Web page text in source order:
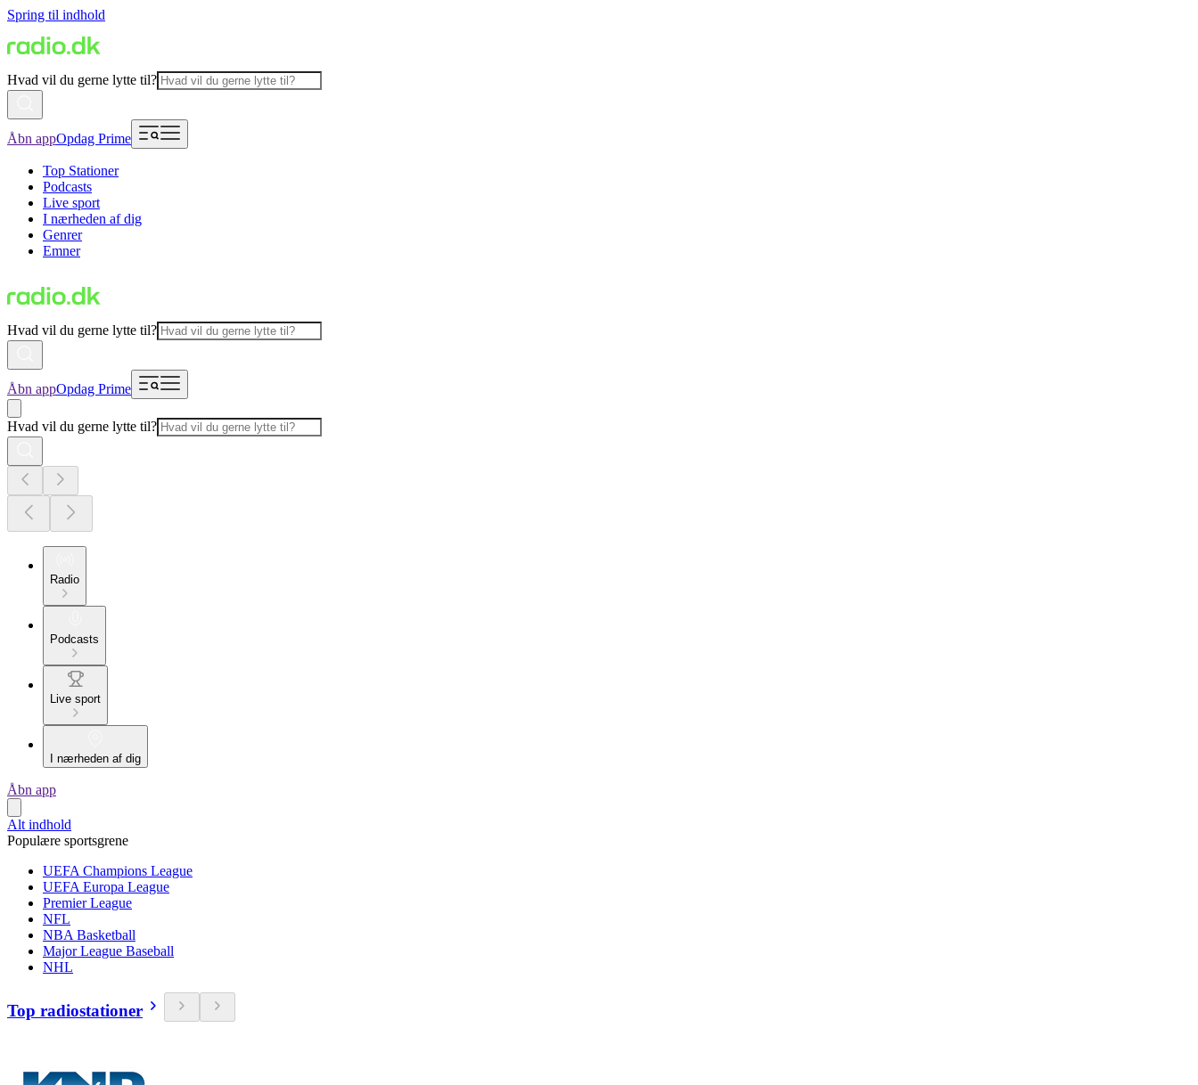
Spring til indhold
Hvad vil du gerne lytte til?
Åbn appOpdag Prime
Top Stationer
Podcasts
Live sport
I nærheden af dig
Genrer
Emner
Hvad vil du gerne lytte til?
Åbn appOpdag Prime
Hvad vil du gerne lytte til?
Radio
Podcasts
Live sport
I nærheden af dig
Åbn app
Alt indhold
Populære sportsgrene
UEFA Champions League
UEFA Europa League
Premier League
NFL
NBA Basketball
Major League Baseball
NHL
Top radiostationer